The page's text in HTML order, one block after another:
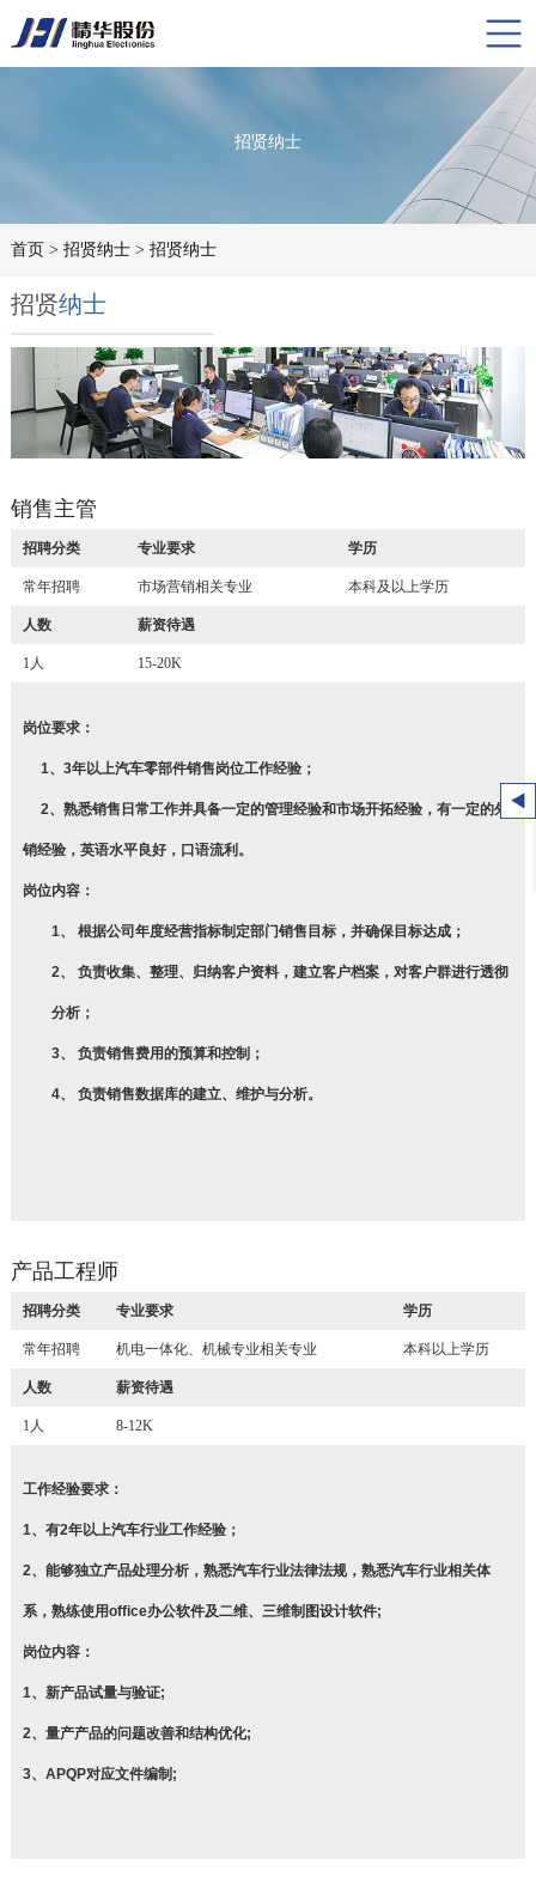
招贤纳士
首页 > 招贤纳士 > 招贤纳士
招贤纳士
销售主管
招聘分类 专业要求 学历
常年招聘 市场营销相关专业 本科及以上学历
人数 薪资待遇
1人 15-20K
岗位要求：
1、3年以上汽车零部件销售岗位工作经验；
2、熟悉销售日常工作并具备一定的管理经验和市场开拓经验，有一定的外
销经验，英语水平良好，口语流利。
岗位内容：
1、 根据公司年度经营指标制定部门销售目标，并确保目标达成；
2、 负责收集、整理、归纳客户资料，建立客户档案，对客户群进行透彻
分析；
3、 负责销售费用的预算和控制；
4、 负责销售数据库的建立、维护与分析。
产品工程师
招聘分类 专业要求 学历
常年招聘 机电一体化、机械专业相关专业 本科以上学历
人数 薪资待遇
1人 8-12K
工作经验要求：
1、有2年以上汽车行业工作经验；
2、能够独立产品处理分析，熟悉汽车行业法律法规，熟悉汽车行业相关体
系，熟练使用office办公软件及二维、三维制图设计软件;
岗位内容：
1、新产品试量与验证;
2、量产产品的问题改善和结构优化;
3、APQP对应文件编制;